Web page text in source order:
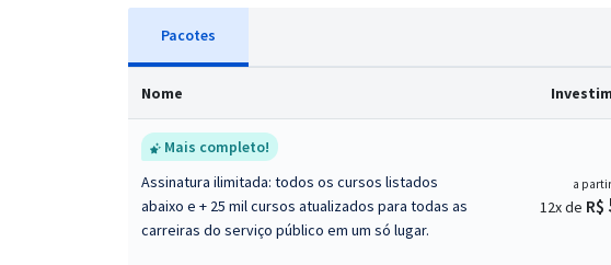
Pacotes
Nome
Mais completo!
Assinatura ilimitada: todos os cursos listados
abaixo e + 25 mil cursos atualizados para todas as
carreiras do serviço público em um só lugar.
a
12x de R$